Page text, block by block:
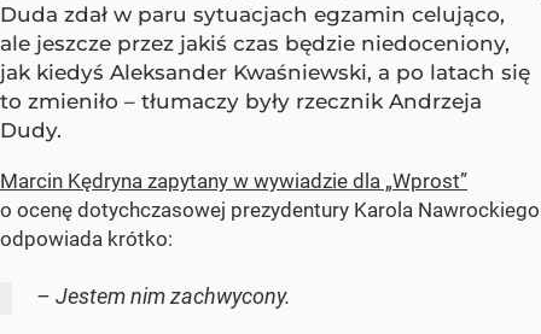
Duda zdał w paru sytuacjach egzamin celująco,
ale jeszcze przez jakiś czas będzie niedoceniony,
jak kiedyś Aleksander Kwaśniewski, a po latach się
to zmieniło – tłumaczy były rzecznik Andrzeja
Dudy.
Marcin Kędryna zapytany w wywiadzie dla „Wprost”
o ocenę dotychczasowej prezydentury Karola Nawrockiego
odpowiada krótko:
– Jestem nim zachwycony.